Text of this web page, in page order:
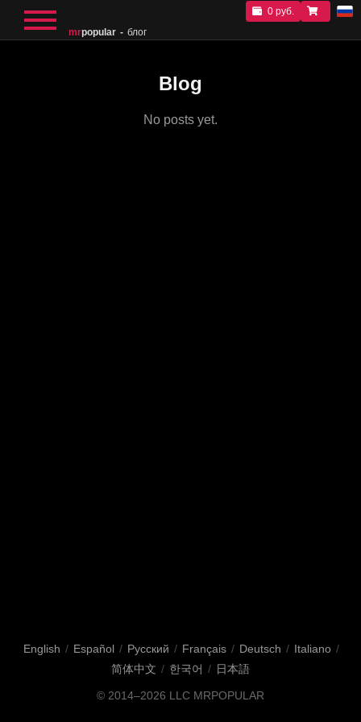
mrpopular блог
0 руб.
Blog
No posts yet.
English / Español / Русский / Français / Deutsch / Italiano /
简体中文 / 한국어 / 日本語
© 2014–2026 LLC MRPOPULAR